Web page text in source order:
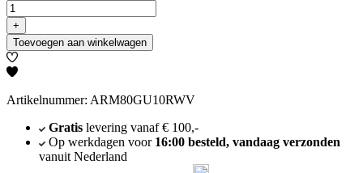
+
Toevoegen aan winkelwagen
Artikelnummer: ARM80GU10RWV
Gratislevering vanaf € 100,-
Op werkdagen voor 16:00 besteld, vandaag verzonden
vanuit Nederland